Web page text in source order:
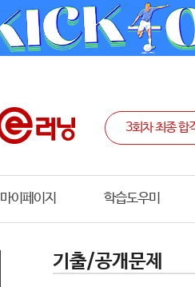
마이페이지 학습도우미
기출/공개문제